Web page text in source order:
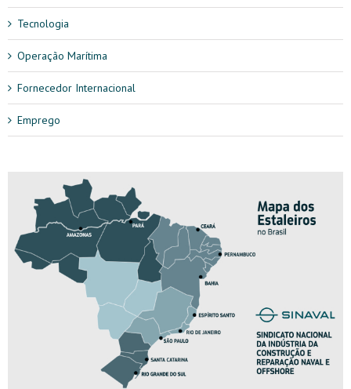
Tecnologia
Operação Marítima
Fornecedor Internacional
Emprego